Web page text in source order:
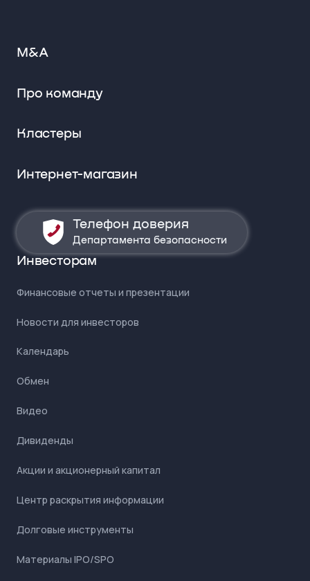
M&A
Про команду
Кластеры
Интернет-магазин
Телефон доверия
Департамента безопасности
Инвесторам
Финансовые отчеты и презентации
Новости для инвесторов
Календарь
Обмен
Видео
Дивиденды
Акции и акционерный капитал
Центр раскрытия информации
Долговые инструменты
Материалы IPO/SPO